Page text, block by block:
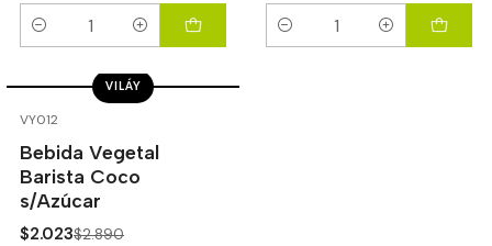
Cantidad Cantidad
VY012
VILÁY
Bebida Vegetal
Barista Coco
s/Azúcar
$2.023$2.890